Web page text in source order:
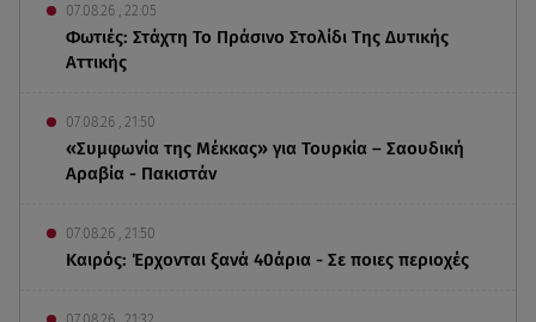
07.08.26 , 22:05
Φωτιές: Στάχτη Το Πράσινο Στολίδι Της Δυτικής
Αττικής
07.08.26 , 21:50
«Συμφωνία της Μέκκας» για Τουρκία – Σαουδική
Αραβία - Πακιστάν
07.08.26 , 21:50
Καιρός: Έρχονται ξανά 40άρια - Σε ποιες περιοχές